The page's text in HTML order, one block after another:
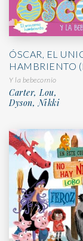
ÓSCAR, EL
HAMBRIENTO
Y la bebecornio
Carter, Lou,
Dyson, Nikki